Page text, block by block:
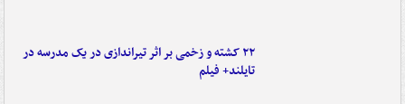
۲۲ کشته و زخمی بر اثر تیراندازی در یک مدرسه در
تایلند+ فیلم